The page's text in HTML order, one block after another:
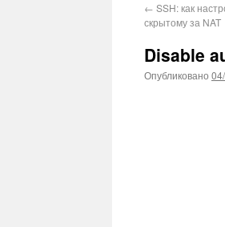
← SSH: как
скрытому за NAT
Disable
Опубликовано